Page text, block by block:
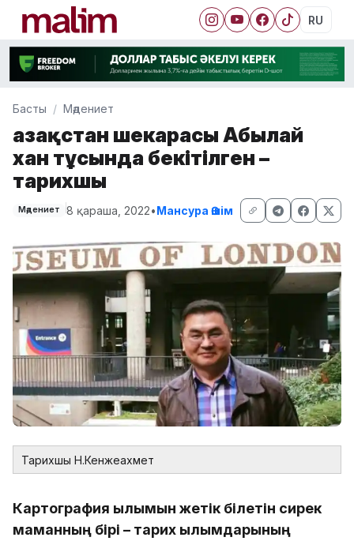
RU
Басты Мәдениет
Қазақстан шекарасы Абылай
хан тұсында бекітілген –
тарихшы
Мәдениет 8 қараша, 2022•Мансура Әшім
Тарихшы Н.Кенжеахмет
Картография ғылымын жетік білетін сирек
маманның бірі – тарих ғылымдарының